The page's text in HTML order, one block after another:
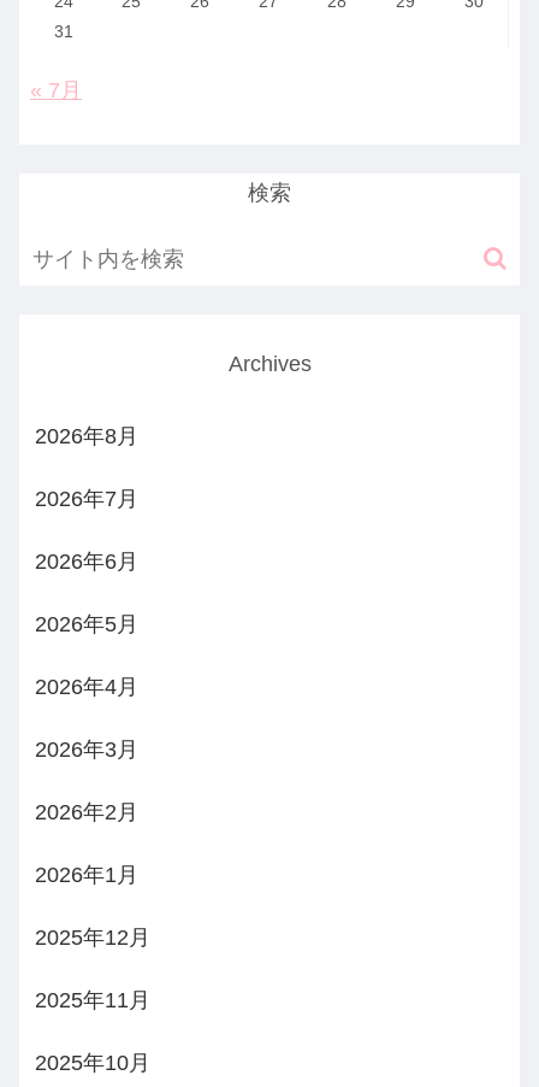
31
« 7月
検索
Archives
2026年8月
2026年7月
2026年6月
2026年5月
2026年4月
2026年3月
2026年2月
2026年1月
2025年12月
2025年11月
2025年10月